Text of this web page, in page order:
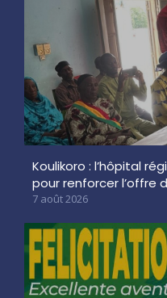
Koulikoro : l’hôpital
pour renforcer l’offre
7 août 2026